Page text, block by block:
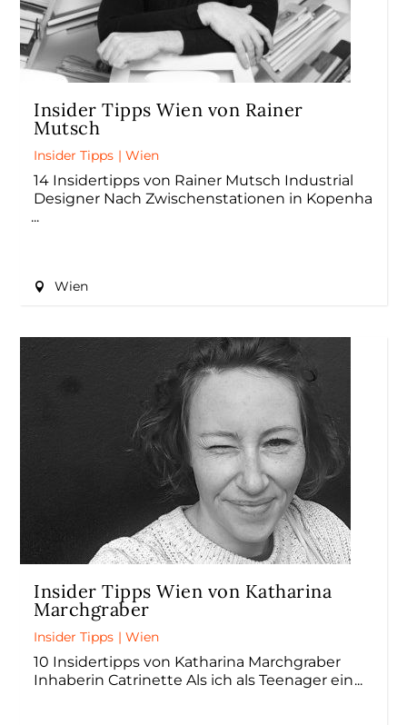
Insider Tipps Wien von Rainer
Mutsch
Insider Tipps |Wien
14 Insidertipps von Rainer Mutsch Industrial
Designer Nach Zwischenstationen in Kopenha
Wien
Insider Tipps Wien von Katharina
Marchgraber
Insider Tipps |Wien
10 Insidertipps von Katharina Marchgraber
Inhaberin Catrinette Als ich als Teenager ein